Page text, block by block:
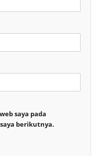
saya pada
berikutnya.